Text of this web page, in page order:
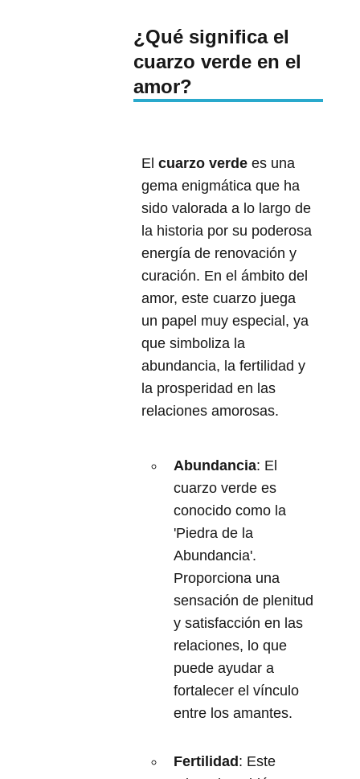
¿Qué significa el
cuarzo verde en el
amor?
El cuarzo verde es una
gema enigmática que ha
sido valorada a lo largo de
la historia por su poderosa
energía de renovación y
curación. En el ámbito del
amor, este cuarzo juega
un papel muy especial, ya
que simboliza la
abundancia, la fertilidad y
la prosperidad en las
relaciones amorosas.
Abundancia: El
cuarzo verde es
conocido como la
'Piedra de la
Abundancia'.
Proporciona una
sensación de plenitud
y satisfacción en las
relaciones, lo que
puede ayudar a
fortalecer el vínculo
entre los amantes.
Fertilidad : Este